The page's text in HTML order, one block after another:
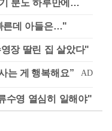
분노 하루만에…
른데 아들은…"
장 딸린 집 살았다"
수영 열심히 일해야"